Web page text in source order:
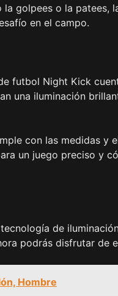
golpees o la patees,
en el campo.
futbol Night Kick
una iluminación
con las medidas y
un juego preciso y
de
podrás disfrutar de
Hombre